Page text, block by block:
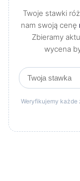
Twoje stawki
nam swoją cenę
Zbieramy
wycena
Weryfikujemy każde